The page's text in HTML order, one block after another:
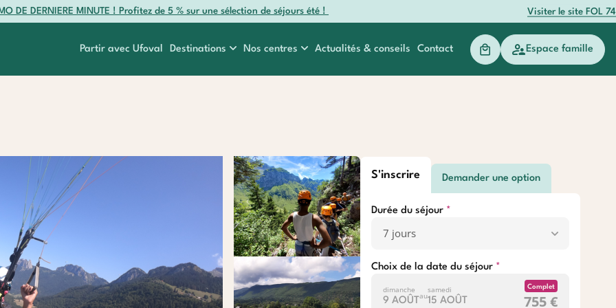
DE DERNIERE MINUTE ! Profitez de 5 % sur une sélection de séjours été ! Visiter le site FOL 74
Partir avec Ufoval Destinations Nos centres Actualités & conseils Contact Espace famille
Océan Etranger Baroudeurs
S'inscrire Demander une option
Durée du séjour
Choix de la date du séjour
dimanche
9 AOÛTau
samedi
15 AOÛT
Complet
755 €